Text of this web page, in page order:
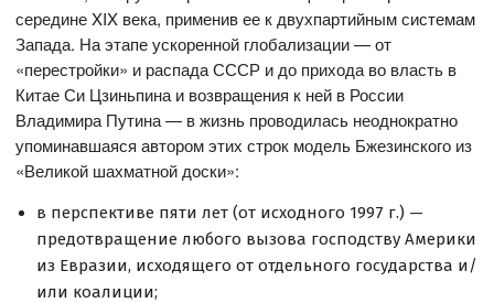
середине XIX века, применив ее к двухпартийным системам
Запада. На этапе ускоренной глобализации — от
«перестройки» и распада СССР и до прихода во власть в
Китае Си Цзиньпина и возвращения к ней в России
Владимира Путина — в жизнь проводилась неоднократно
упоминавшаяся автором этих строк модель Бжезинского из
«Великой шахматной доски»:
в перспективе пяти лет (от исходного 1997 г.) —
предотвращение любого вызова господству Америки
из Евразии, исходящего от отдельного государства и/
или коалиции;